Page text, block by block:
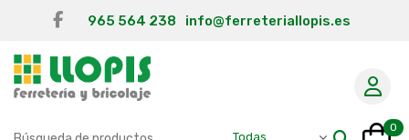
965 564 238 info@ferreteriallopis.es
0